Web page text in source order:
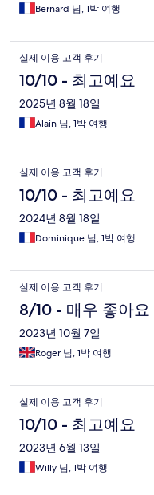
Bernard 님, 1박 여행
실제 이용 고객 후기
10/10 - 최고예요
2025년 8월 18일
Alain 님, 1박 여행
실제 이용 고객 후기
10/10 - 최고예요
2024년 8월 18일
Dominique 님, 1박 여행
실제 이용 고객 후기
8/10 - 매우 좋아요
2023년 10월 7일
Roger 님, 1박 여행
실제 이용 고객 후기
10/10 - 최고예요
2023년 6월 13일
Willy 님, 1박 여행